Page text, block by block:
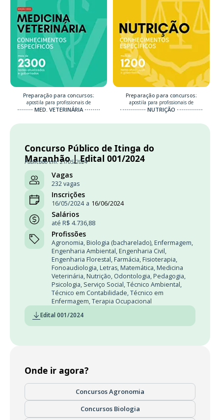
Preparação para concursos:
apostila para profissionais de
MED. VETERINÁRIA
Preparação para concursos:
apostila para profissionais de
NUTRIÇÃO
Concurso Público de Itinga do
Maranhão | Edital 001/2024
Publicado em: 21/05/2024
Vagas
232 vagas
Inscrições
16/05/2024 a 16/06/2024
Salários
até R$ 4.736,88
Profissões
Agronomia, Biologia (bacharelado), Enfermagem,
Engenharia Ambiental, Engenharia Civil,
Engenharia Florestal, Farmácia, Fisioterapia,
Fonoaudiologia, Letras, Matemática, Medicina
Veterinária, Nutrição, Odontologia, Pedagogia,
Psicologia, Serviço Social,Técnico Ambiental,
Técnico em Contabilidade,Técnico em
Enfermagem,Terapia Ocupacional
Edital 001/2024
Onde ir agora?
Concursos Agronomia
Concursos Biologia